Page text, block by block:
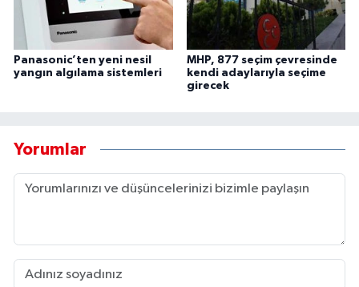
Panasonic’ten yeni nesil
yangın algılama sistemleri
MHP, 877 seçim çevresinde
kendi adaylarıyla seçime
girecek
Yorumlar